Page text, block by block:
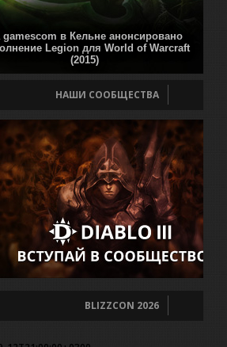
gamescom в Кельне анонсировано
Legion для World of Warcraft
(2015)
НАШИ СООБЩЕСТВА
BLIZZCON 2026